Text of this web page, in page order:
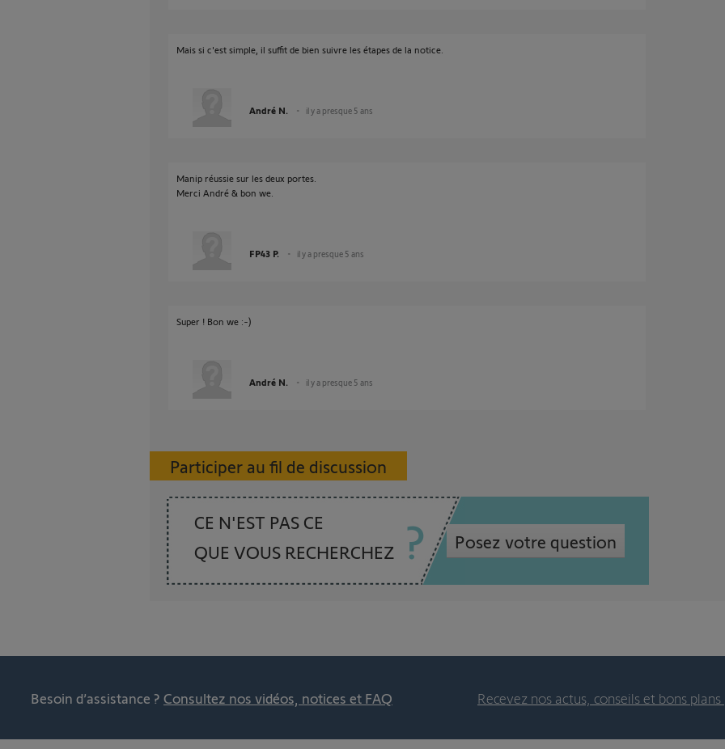
Mais si c'est simple, il suffit de bien suivre les étapes de la notice.
André N. il y a presque 5 ans
Manip réussie sur les deux portes.
Merci André & bon we.
FP43 P. il y a presque 5 ans
Super ! Bon we :-)
André N. il y a presque 5 ans
Participer au fil de discussion
CE N'EST PAS CE
QUE VOUS RECHERCHEZ
Posez votre question
Besoin d’assistance ? Consultez nos vidéos, notices et FAQ Recevez nos actus, conseils et bons